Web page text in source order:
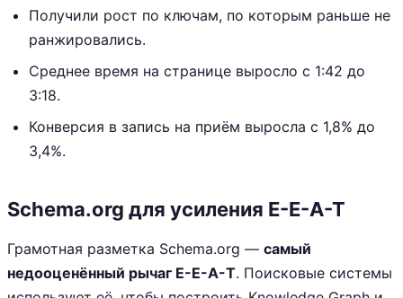
Получили рост по ключам, по которым раньше не
ранжировались.
Среднее время на странице выросло с 1:42 до
3:18.
Конверсия в запись на приём выросла с 1,8% до
3,4%.
Schema.org для усиления E-E-A-T
Грамотная разметка Schema.org — самый
недооценённый рычаг E-E-A-T. Поисковые системы